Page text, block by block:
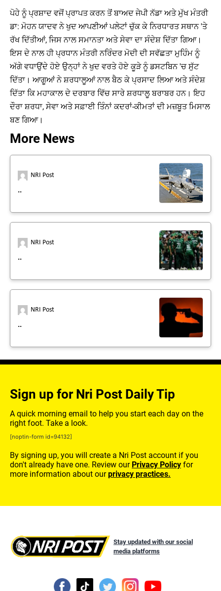
ਪੋਹੇ ਨੂੰ ਪ੍ਰਸ਼ਾਦ ਵਜੋਂ ਪ੍ਰਾਪਤ ਕਰਨ ਤੋਂ ਬਾਅਦ ਜੇਪੀ ਨੱਡਾ ਅਤੇ ਮੁੱਖ ਮੰਤਰੀ
ਡਾ: ਮੋਹਨ ਯਾਦਵ ਨੇ ਖੁਦ ਆਪਣੀਆਂ ਪਲੇਟਾਂ ਚੁੱਕ ਕੇ ਨਿਰਧਾਰਤ ਸਥਾਨ 'ਤੇ
ਰੱਖ ਦਿੱਤੀਆਂ, ਜਿਸ ਨਾਲ ਸਮਾਨਤਾ ਅਤੇ ਸੇਵਾ ਦਾ ਸੰਦੇਸ਼ ਦਿੱਤਾ ਗਿਆ।
ਇਸ ਦੇ ਨਾਲ ਹੀ ਪ੍ਰਧਾਨ ਮੰਤਰੀ ਨਰਿੰਦਰ ਮੋਦੀ ਦੀ ਸਵੱਛਤਾ ਮੁਹਿੰਮ ਨੂੰ
ਅੱਗੇ ਵਧਾਉਂਦੇ ਹੋਏ ਉਨ੍ਹਾਂ ਨੇ ਖੁਦ ਵਰਤੇ ਹੋਏ ਕੂੜੇ ਨੂੰ ਡਸਟਬਿਨ 'ਚ ਸੁੱਟ
ਦਿੱਤਾ। ਆਗੂਆਂ ਨੇ ਸ਼ਰਧਾਲੂਆਂ ਨਾਲ ਬੈਠ ਕੇ ਪ੍ਰਸਾਦ ਲਿਆ ਅਤੇ ਸੰਦੇਸ਼
ਦਿੱਤਾ ਕਿ ਮਹਾਕਾਲ ਦੇ ਦਰਬਾਰ ਵਿੱਚ ਸਾਰੇ ਸ਼ਰਧਾਲੂ ਬਰਾਬਰ ਹਨ। ਇਹ
ਦੌਰਾ ਸ਼ਰਧਾ, ਸੇਵਾ ਅਤੇ ਸਫ਼ਾਈ ਤਿੰਨਾਂ ਕਦਰਾਂ-ਕੀਮਤਾਂ ਦੀ ਮਜ਼ਬੂਤ ​​ਮਿਸਾਲ
ਬਣ ਗਿਆ।
More News
NRI Post
..
NRI Post
..
NRI Post
..
Sign up for Nri Post Daily Tip
A quick morning email to help you start each day on the
right foot. Take a look.
[noptin-form id=94132]
By signing up, you will create a Nri Post account if you
don't already have one. Review our Privacy Policy for
more information about ourprivacy practices.
Stay updated with our social
media platforms